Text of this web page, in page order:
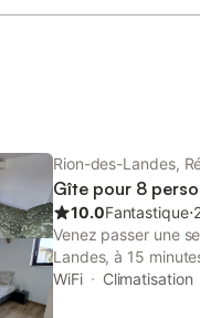
Rion-des-Landes,
Gîte pour 8
10.0Fantastique⋅
Venez passer une
Landes, à 15
plages. Au
WiFi Climatisation